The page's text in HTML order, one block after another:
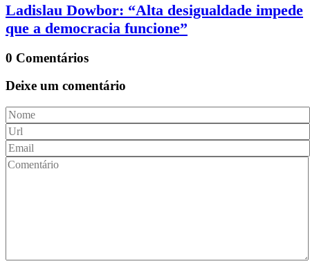
Ladislau Dowbor: “Alta desigualdade impede
que a democracia funcione”
0 Comentários
Deixe um comentário